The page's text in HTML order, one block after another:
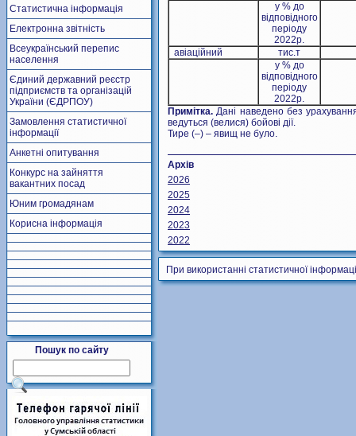
Статистична інформація
Електронна звітність
Всеукраїнський перепис
населення
Єдиний державний реєстр
підприємств та організацій
України (ЄДРПОУ)
Замовлення статистичної
інформації
Анкетні опитування
Конкурс на зайняття
вакантних посад
Юним громадянам
Корисна інформація
Пошук по сайту
у % до
відповідного
періоду
2022р.
авіаційний
тис.т
у % до
відповідного
періоду
2022р.
Примітка. Дані наведено без
ведуться (велися) бойові дії.
Тире (–) – явищ не було.
Архів
2026
2025
2024
2023
2022
При використанні статистичної